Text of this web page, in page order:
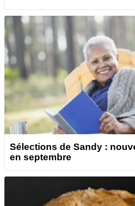
Sélections de Sandy :
en septembre